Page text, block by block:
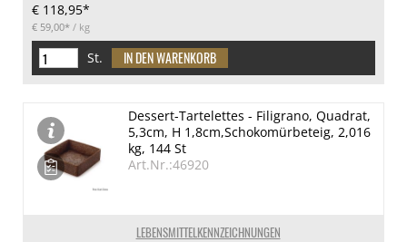
€ 118,95*
€ 59,00* / kg
St.
LEBENSMITTELKENNZEICHNUNGEN
Dessert-Tartelettes - Filigrano, Quadrat,
5,3cm, H 1,8cm,Schokomürbeteig, 2,016
kg, 144 St
Art.Nr.:46920